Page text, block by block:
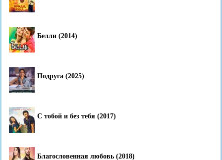
Белли (2014)
Подруга (2025)
С тобой и без тебя (2017)
Благословенная любовь (2018)